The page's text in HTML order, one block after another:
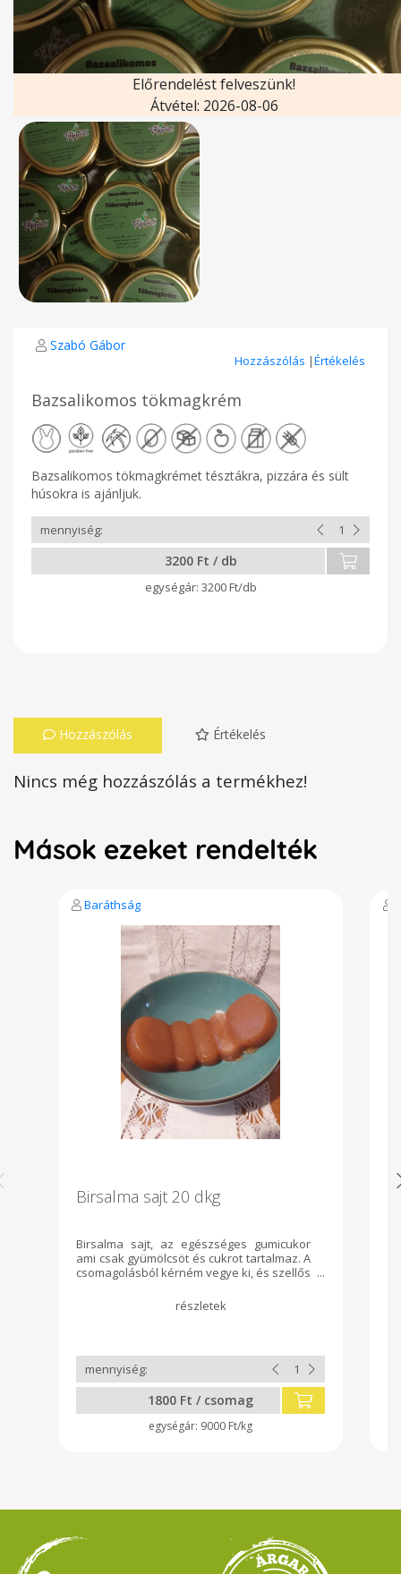
Előrendelést felveszünk!
Átvétel: 2026-08-06
Szabó Gábor
Hozzászólás |Értékelés
Bazsalikomos tökmagkrém
Bazsalikomos tökmagkrémet tésztákra, pizzára és sült
húsokra is ajánljuk.
3200 Ft / db
3200 Ft/db
Hozzászólás Értékelés
Nincs még hozzászólás a termékhez!
Mások ezeket rendelték
Baráthság
Birsalma sajt 20 dkg
Birsalma sajt, az egészséges gumicukor
ami csak gyümölcsöt és cukrot tartalmaz. A
csomagolásból kérném vegye ki, és szellős
Köszönöm, hogy megtisztel bizalmával.
1800 Ft / csomag
9000 Ft/kg